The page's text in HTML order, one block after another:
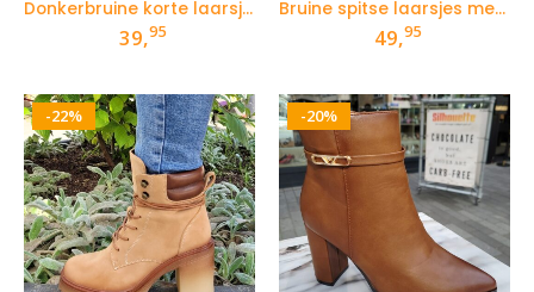
Donkerbruine korte laarsjes met brede hak
39,95
Bruine spitse laarsjes met veters en stevige hak
49,95
-22% -20%